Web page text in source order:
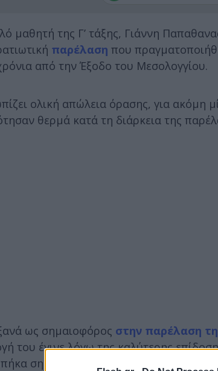
μαθητή της Γ’ τάξης, Γιάννη
παρέλαση που
από την Έξοδο του Μεσολογγίου.
ολική απώλεια όρασης, για ακόμη
θερμά κατά τη διάρκεια της
ως σημαιοφόρος στην παρέλαση
του έγινε λόγω της καλύτερης
σημαιοφόρος. Όταν μου